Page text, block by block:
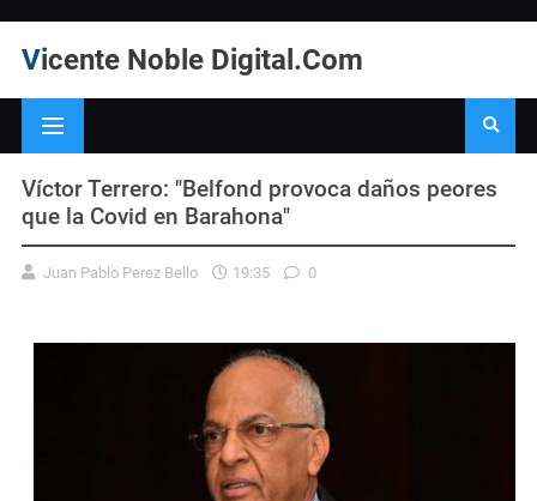
Vicente Noble Digital.Com
Víctor Terrero: "Belfond provoca daños peores
que la Covid en Barahona"
Juan Pablo Perez Bello 19:35 0